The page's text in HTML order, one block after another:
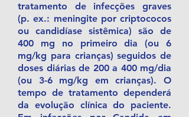
tratamento de infecções graves
(p. ex.: meningite por criptococos
ou candidíase sistêmica) são de
400 mg no primeiro dia (ou 6
mg/kg para crianças) seguidos de
doses diárias de 200 a 400 mg/dia
(ou 3-6 mg/kg em crianças). O
tempo de tratamento dependerá
da evolução clínica do paciente.